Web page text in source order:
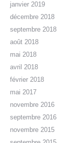
janvier 2019
décembre 2018
septembre 2018
août 2018
mai 2018
avril 2018
février 2018
mai 2017
novembre 2016
septembre 2016
novembre 2015